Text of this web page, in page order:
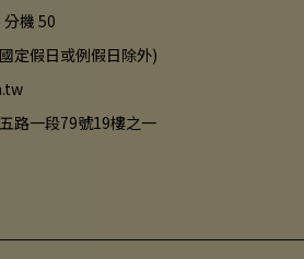
機 50
定假日或例假日除外)
路一段79號19樓之一